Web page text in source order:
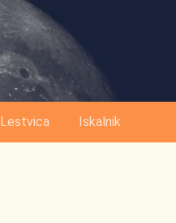
Lestvica Iskalnik